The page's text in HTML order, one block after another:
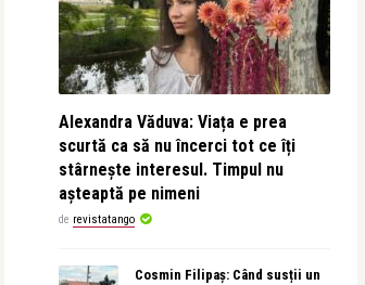
Alexandra Văduva: Viața e prea
scurtă ca să nu încerci tot ce îți
stârnește interesul. Timpul nu
așteaptă pe nimeni
de revistatango
Cosmin Filipaș: Când susții un